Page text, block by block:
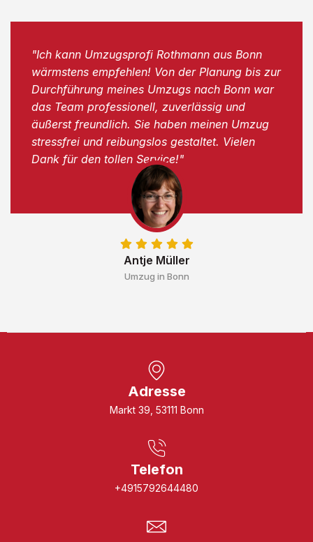
Antje Müller
Umzug in Bonn
"Ich kann Umzugsprofi Rothmann aus Bonn
wärmstens empfehlen! Von der Planung bis zur
Durchführung meines Umzugs nach Bonn war
das Team professionell, zuverlässig und
äußerst freundlich. Sie haben meinen Umzug
stressfrei und reibungslos gestaltet. Vielen
Dank für den tollen Service!"
Adresse
Markt 39, 53111 Bonn
Telefon
+4915792644480